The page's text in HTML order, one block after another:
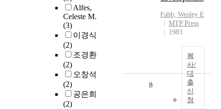
Alfes,
Celeste M.
(3)
이경식
(2)
조경환
(2)
오창석
(2)
공은희
(2)
Fabb, Wesley E
MTP Press
1983
복
사/
대
출
신
청
8